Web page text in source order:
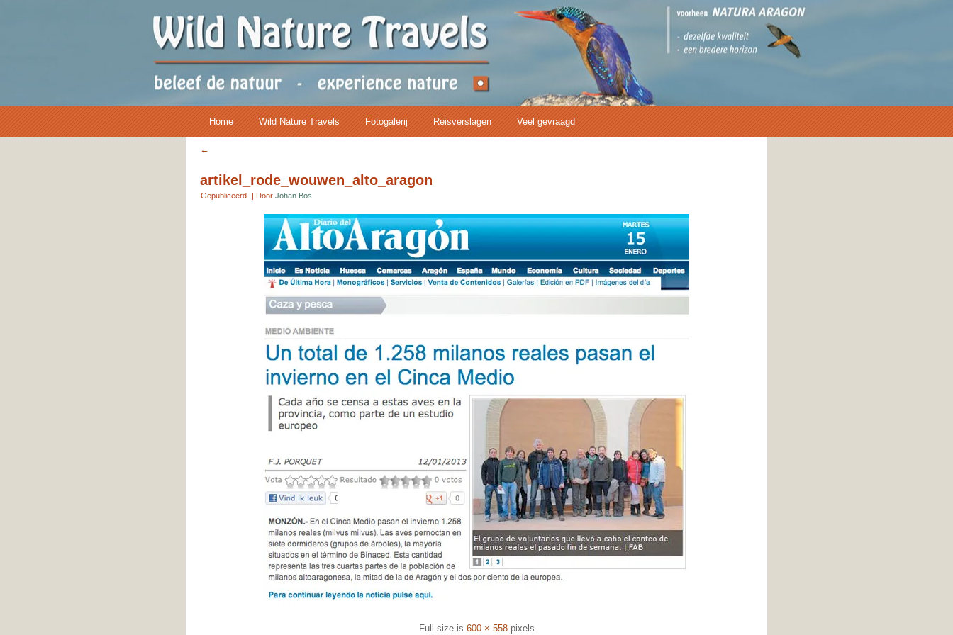
Home Wild Nature Travels Fotogalerij Reisverslagen Veel gevraagd
←
artikel_rode_wouwen_alto_aragon
Gepubliceerd | Door Johan Bos
Full size is 600 × 558pixels